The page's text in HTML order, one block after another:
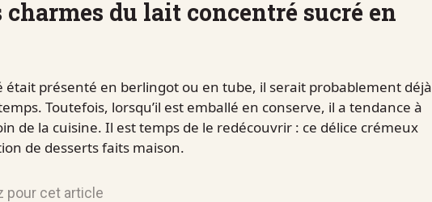
charmes du lait concentré sucré en
était présenté en berlingot ou en tube, il serait probablement déjà
Toutefois, lorsqu’il est emballé en conserve, il a tendance à
de la cuisine. Il est temps de le redécouvrir : ce délice crémeux
de desserts faits maison.
pour cet article